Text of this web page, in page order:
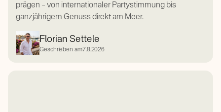
prägen – von internationaler Partystimmung bis
ganzjährigem Genuss direkt am Meer.
Florian Settele
Geschrieben am7.8.2026